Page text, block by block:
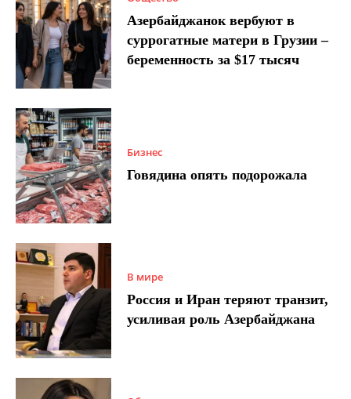
Азербайджанок вербуют в
суррогатные матери в Грузии –
беременность за $17 тысяч
Бизнес
Говядина опять подорожала
В мире
Россия и Иран теряют транзит,
усиливая роль Азербайджана